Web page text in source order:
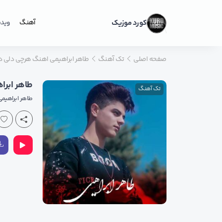
کورد موزیک آهنگ
صفحه اصلی تک آهنگ طاهر ابراهیمی اهنگ هرچی دلی
تک آهنگ طاهر
طاهر